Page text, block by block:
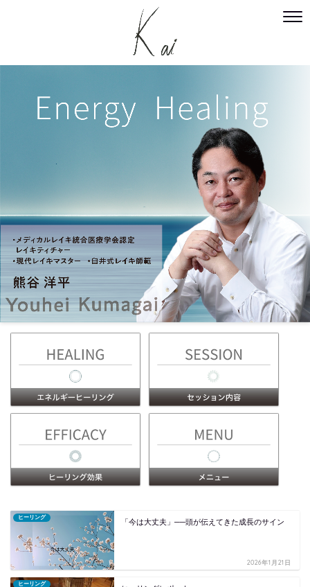
ヒーリング
「今は大丈夫」──頭が伝えてきた成長のサイン
2026年1月21日
ヒーリング